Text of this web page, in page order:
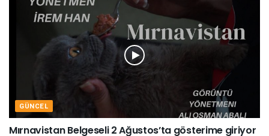
GÜNCEL
Mırnavistan Belgeseli 2 Ağustos’ta gösterime giriyor